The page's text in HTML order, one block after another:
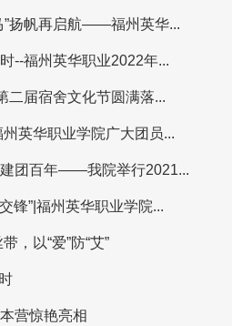
”扬帆再启航——福州英华...
--福州英华职业2022年...
二届宿舍文化节圆满落...
英华职业学院广大团员...
团百年——我院举行2021...
锋”|福州英华职业学院...
，以“爱”防“艾”
营惊艳亮相